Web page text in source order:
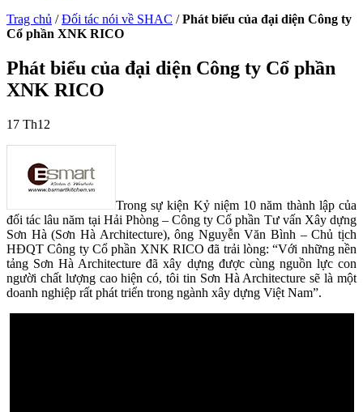
Trag chủ /Đối tác nói về SHAC /Phát biểu của đại diện Công ty
Cổ phần XNK RICO
Phát biểu của đại diện Công ty Cổ phần
XNK RICO
17 Th12
Trong sự kiện Kỷ niệm 10 năm thành lập của
đối tác lâu năm tại Hải Phòng – Công ty Cổ phần Tư vấn Xây dựng
Sơn Hà (Sơn Hà Architecture), ông Nguyễn Văn Bình – Chủ tịch
HĐQT Công ty Cổ phần XNK RICO đã trải lòng: “Với những nền
tảng Sơn Hà Architecture đã xây dựng được cùng nguồn lực con
người chất lượng cao hiện có, tôi tin Sơn Hà Architecture sẽ là một
doanh nghiệp rất phát triển trong ngành xây dựng Việt Nam”.